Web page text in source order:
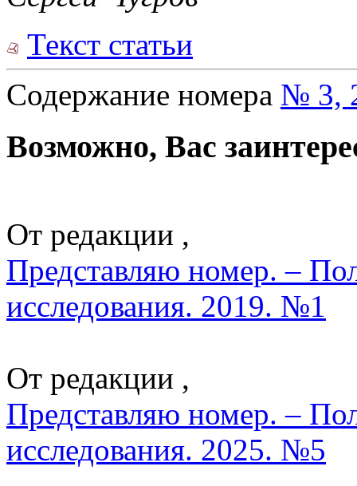
Текст статьи
Содержание номера № 3,
Возможно, Вас
От редакции ,
Представляю номер. –
исследования. 2019. №1
От редакции ,
Представляю номер. –
исследования. 2025. №5